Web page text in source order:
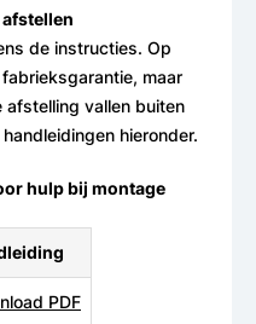
de instructies. Op
maar
afstelling vallen buiten
hieronder.
hulp bij montage
PDF